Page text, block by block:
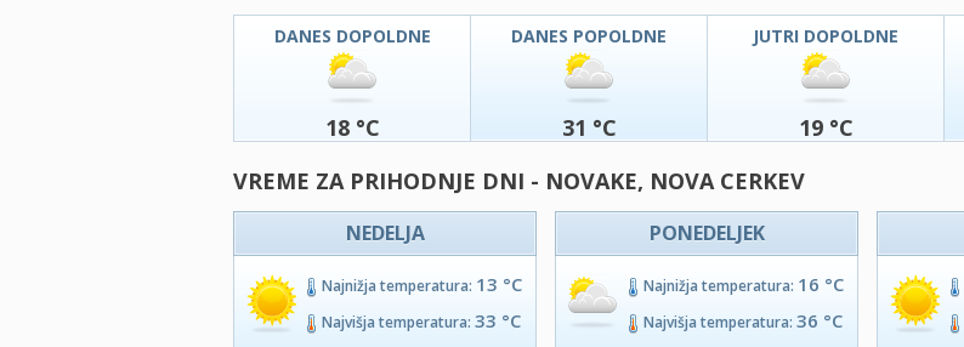
DANES DOPOLDNE
18 °C
DANES POPOLDNE
31 °C
JUTRI DOPOLDNE
19 °C
VREME ZA PRIHODNJE DNI - NOVAKE, NOVA CERKEV
NEDELJA
Najnižja temperatura: 13 °C
Najvišja temperatura: 33 °C
PONEDELJEK
Najnižja temperatura: 16 °C
Najvišja temperatura: 36 °C